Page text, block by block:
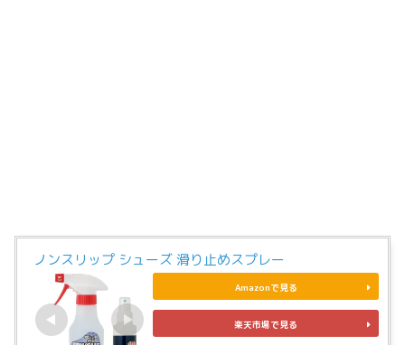
ノンスリップ シューズ 滑り止めスプレー
Amazonで見る
楽天市場で見る